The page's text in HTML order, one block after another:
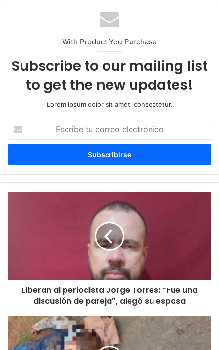
With Product You Purchase
Subscribe to our mailing list
to get the new updates!
Lorem ipsum dolor sit amet, consectetur.
correo
Liberan al periodista Jorge Torres: “Fue una
discusión de pareja”, alegó su esposa